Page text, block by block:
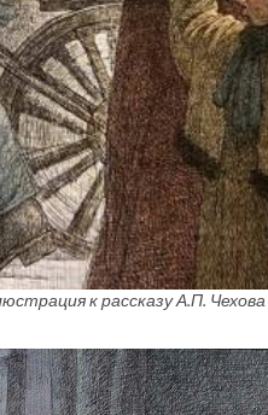
к рассказу А.П.